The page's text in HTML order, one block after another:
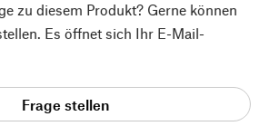
zu diesem Produkt? Gerne können
Es öffnet sich Ihr E-Mail-
Frage stellen